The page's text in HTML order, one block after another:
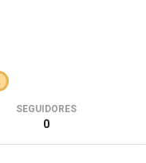
SEGUIDORES
0